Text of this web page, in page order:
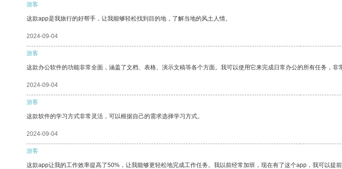
游客
这款app是我旅行的好帮手，让我能够轻松找到目的地，了解当地的风土人情。
2024-09-04
游客
这款办公软件的功能非常全面，涵盖了文档、表格、演示文稿等各个方面。我可以使用它来完成日常办公的所有任务，非
2024-09-04
游客
这款软件的学习方式非常灵活，可以根据自己的需求选择学习方式。
2024-09-04
游客
这款app让我的工作效率提高了50%，让我能够更轻松地完成工作任务。我以前经常加班，现在有了这个app，我可以提前